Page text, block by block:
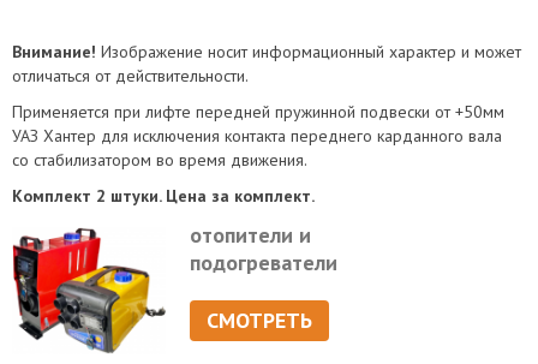
Внимание! Изображение носит информационный характер и может
отличаться от действительности.
Применяется при лифте передней пружинной подвески от +50мм
УАЗ Хантер для исключения контакта переднего карданного вала
со стабилизатором во время движения.
Комплект 2 штуки. Цена за комплект.
отопители и
подогреватели
СМОТРЕТЬ